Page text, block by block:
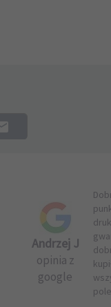
Andrzej J
opinia z
google